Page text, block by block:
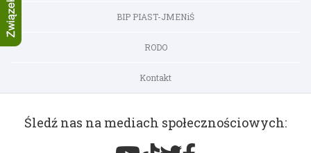
BIP PIAST-JMENiŚ
RODO
Kontakt
Śledź nas na mediach społecznościowych: